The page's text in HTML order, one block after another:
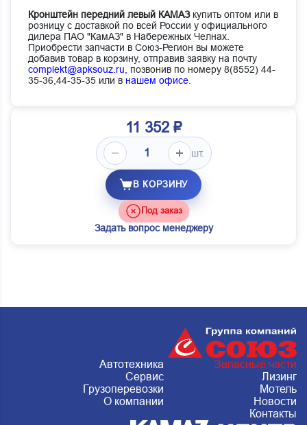
Кронштейн передний левый КАМАЗкупить оптом или в
розницу с доставкой по всей России у официального
дилера ПАО "КамАЗ" в Набережных Челнах.
Приобрести запчасти в Союз-Регион вы можете
добавив товар в корзину, отправив заявку на почту
complekt@apksouz.ru,
позвонив по номеру 8(8552) 44-
35-36,44-35-35 или в нашем офисе
11 352 ₽
шт.
В КОРЗИНУ
Под заказ
Задать вопрос менеджеру
Автотехника
Запасные части
Сервис
Лизинг
Грузоперевозки
Мотель
О компании
Новости
Контакты